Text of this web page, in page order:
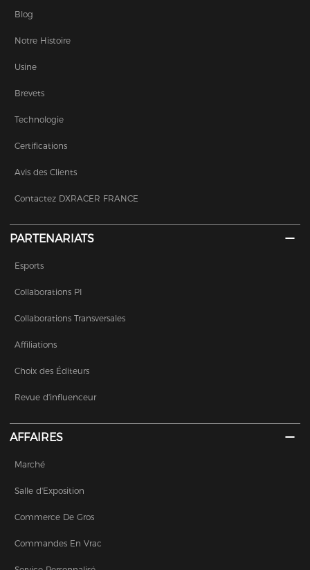
Blog
Notre Histoire
Usine
Brevets
Technologie
Certifications
Avis des Clients
Contactez DXRACER FRANCE
PARTENARIATS
Esports
Collaborations PI
Collaborations Transversales
Affiliations
Choix des Éditeurs
Revue d'influenceur
AFFAIRES
Marché
Salle d'Exposition
Commerce De Gros
Commandes En Vrac